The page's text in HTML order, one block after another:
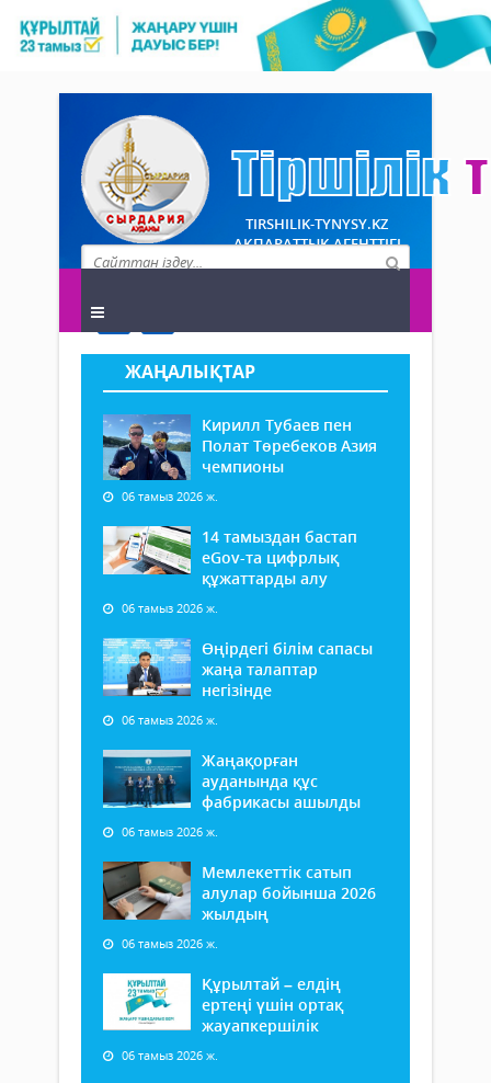
TIRSHILIK-TYNYSY.KZ
АҚПАРАТТЫҚ АГЕНТТІГІ
ЖАҢАЛЫҚТАР
Кирилл Тубаев пен
Полат Төребеков Азия
чемпионы
06 тамыз 2026 ж.
14 тамыздан бастап
еGov-та цифрлық
құжаттарды алу
06 тамыз 2026 ж.
Өңірдегі білім сапасы
жаңа талаптар
негізінде
06 тамыз 2026 ж.
Жаңақорған
ауданында құс
фабрикасы ашылды
06 тамыз 2026 ж.
Мемлекеттік сатып
алулар бойынша 2026
жылдың
06 тамыз 2026 ж.
Құрылтай – елдің
ертеңі үшін ортақ
жауапкершілік
06 тамыз 2026 ж.